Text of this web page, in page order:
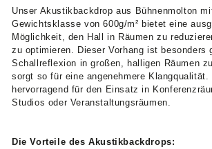
Unser Akustikbackdrop aus Bühnenmolton
Gewichtsklasse von 600g/m² bietet eine
Möglichkeit, den Hall in Räumen zu
zu optimieren. Dieser Vorhang ist besonders
Schallreflexion in großen, halligen Räumen
sorgt so für eine angenehmere
hervorragend für den Einsatz in
Studios oder Veranstaltungsräumen.
Die Vorteile des Akustikbackdrops: